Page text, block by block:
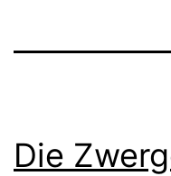
Die